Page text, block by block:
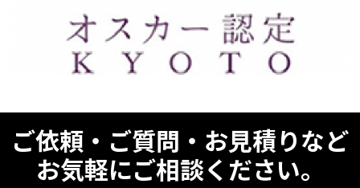
ご依頼・ご質問・お見積りなど
お気軽にご相談ください。